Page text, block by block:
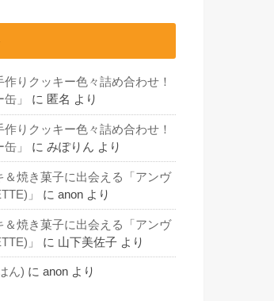
りクッキー色々詰め合わせ！
」
に 匿名 より
りクッキー色々詰め合わせ！
」
に みぽりん より
＆焼き菓子に出会える「アンヴ
」
に anon より
＆焼き菓子に出会える「アンヴ
」
に 山下美佐子 より
ん) に anon より